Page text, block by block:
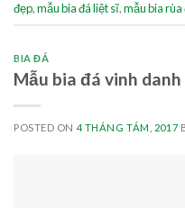
đẹp,mẫu bia đá liệt sĩ,mẫu bia rùa
BIA ĐÁ
Mẫu bia đá vinh danh
POSTED ON 4 THÁNG TÁM, 2017